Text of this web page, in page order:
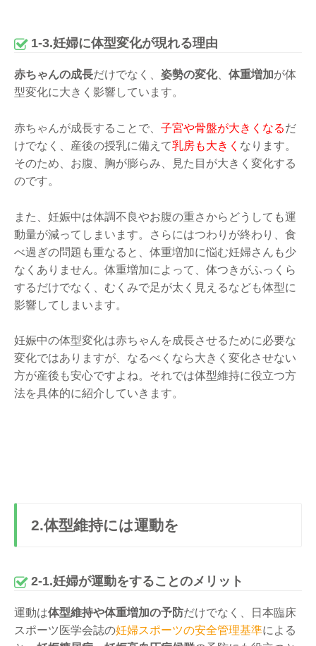
1-3.妊婦に体型変化が現れる理由
赤ちゃんの成長だけでなく、 姿勢の変化、 体重増加が体
型変化に大きく影響しています。
赤ちゃんが成長することで、 子宮や骨盤が大きくなるだ
けでなく、産後の授乳に備えて乳房も大きく なります。
そのため、お腹、胸が膨らみ、見た目が大きく変化する
のです。
また、妊娠中は体調不良やお腹の重さからどうしても運
動量が減ってしまいます。さらにはつわりが終わり、食
べ過ぎの問題も重なると、体重増加に悩む妊婦さんも少
なくありません。体重増加によって、体つきがふっくら
するだけでなく、むくみで足が太く見えるなども体型に
影響してしまいます。
妊娠中の体型変化は赤ちゃんを成長させるために必要な
変化ではありますが、なるべくなら大きく変化させない
方が産後も安心ですよね。それでは体型維持に役立つ方
法を具体的に紹介していきます。
2.体型維持には運動を
2-1.妊婦が運動をすることのメリット
運動は体型維持や体重増加の予防だけでなく、日本臨床
スポーツ医学会誌の妊婦スポーツの安全管理基準による